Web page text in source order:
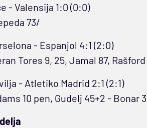
- Valensija 1:0 (0:0)
73/
- Espanjol 4:1 (2:0)
Tores 9, 25, Jamal 87,
- Atletiko Madrid 2:1 (2:1)
10 pen, Gudelj 45+2 - Bonar